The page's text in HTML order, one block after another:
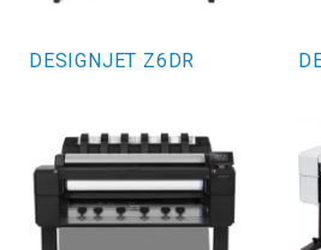
DESIGNJET Z6DR